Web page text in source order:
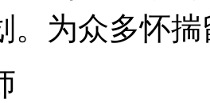
。为众多怀